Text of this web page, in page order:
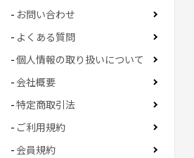
お問い合わせ
よくある質問
個人情報の取り扱いについて
会社概要
特定商取引法
ご利用規約
会員規約